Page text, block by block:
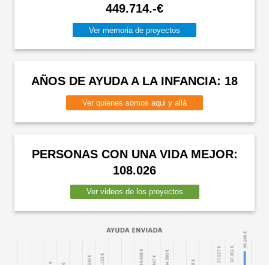
449.714.-€
Ver memoria de proyectos
AÑOS DE AYUDA A LA INFANCIA: 18
Ver quienes somos aqui y allà
PERSONAS CON UNA VIDA MEJOR:
108.026
Ver videos de los proyectos